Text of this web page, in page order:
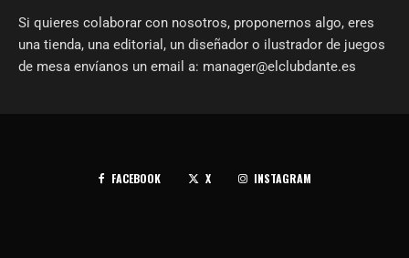
Si quieres colaborar con nosotros, proponernos algo, eres
una tienda, una editorial, un diseñador o ilustrador de juegos
de mesa envíanos un email a: manager@elclubdante.es
FACEBOOK X INSTAGRAM